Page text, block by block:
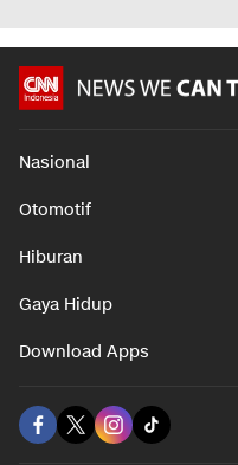
Nasional
Otomotif
Hiburan
Gaya Hidup
Download Apps